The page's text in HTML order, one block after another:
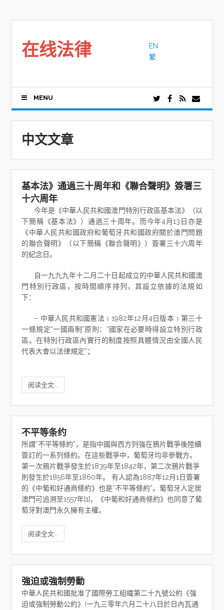
在线法律
EN
繁
MENU
中文文章
基本法》通過三十周年和《聯合聲明》簽署三
十六周年
今年是《中華人民共和國澳門特別行政區基本法》（以
下簡稱《基本法》）通過三十周年。而今年4月13日亦是
《中華人民共和國政府和葡萄牙共和國政府關於澳門問題
的聯合聲明》（以下簡稱《聯合聲明》）簽署三十六周年
的紀念日。
自一九九九年十二月二十日起成立的中華人民共和國澳
門特別行政區，按時間順序排列，其設立依據的法規如
下：
– 中華人民共和國憲法﹙1982年12月4日版本﹚第三十
一條規定“一國兩制”原則：“國家在必要時得設立特別行政
區。在特別行政區內實行的制度按照具體情況由全國人民
代表大會以法律規定”；
阅读全文...
不平等条约
所謂“不平等條約”，是指中國與西方列強在鴉片戰爭後陸續
簽訂的一系列條約。在這些戰爭中，葡萄牙均非參戰方。
第一次鴉片戰爭發生於1839年至1842年，第二次鴉片戰爭
則發生於1856年至1860年。 有人認為1887年12月1日簽署
的《中葡和好通商條約》也是“不平等條約”。葡萄牙人定居
澳門可追溯至1557年[1]，《中葡和好通商條約》也同意了葡
萄牙對澳門永久擁有主權。
阅读全文...
強迫或強制勞動
中華人民共和國批准了國際勞工組織第二十九號公約《強
迫或強制勞動公約》(一九三零年六月二十八日於日內瓦通